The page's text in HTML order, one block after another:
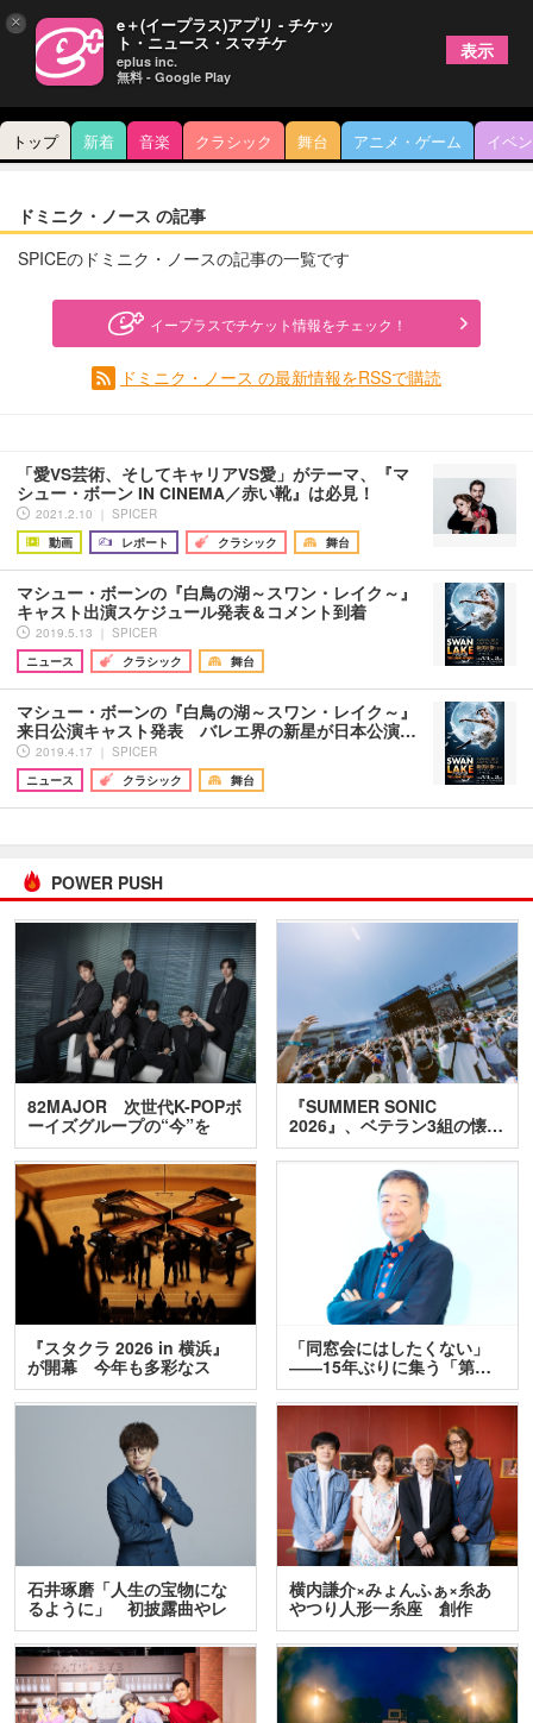
トップ 新着 音楽 クラシック 舞台 アニメ・ゲーム イベ
ドミニク・ノース の記事
SPICEのドミニク・ノースの記事の一覧です
イープラスでチケット情報をチェック！
ドミニク・ノース の最新情報をRSSで購読
「愛VS芸術、そしてキャリアVS愛」がテーマ、『マ
シュー・ボーン IN CINEMA／赤い靴』は必見！
2021.2.10 ｜ SPICER
動画
レポート クラシック 舞台
マシュー・ボーンの『白鳥の湖～スワン・レイク～』
キャスト出演スケジュール発表＆コメント到着
2019.5.13 ｜ SPICER
ニュース
クラシック 舞台
マシュー・ボーンの『白鳥の湖～スワン・レイク～』
来日公演キャスト発表 バレエ界の新星が日本公演…
2019.4.17 ｜ SPICER
ニュース
クラシック 舞台
POWER PUSH
82MAJOR 次世代K-POPボ
ーイズグループの“今”を
訊…
『SUMMER SONIC
2026』、ベテラン3組の懐…
『スタクラ 2026 in 横浜』
が開幕 今年も多彩なス
テ…
「同窓会にはしたくない」
――15年ぶりに集う「第…
石井琢磨「人生の宝物にな
るように」 初披露曲やレ
ア…
横内謙介×みょんふぁ×糸あ
やつり人形一糸座 創作
人…
× e＋(イープラス)アプリ - チケッ
ト・ニュース・スマチケ
eplus inc.
無料 - Google Play
表示